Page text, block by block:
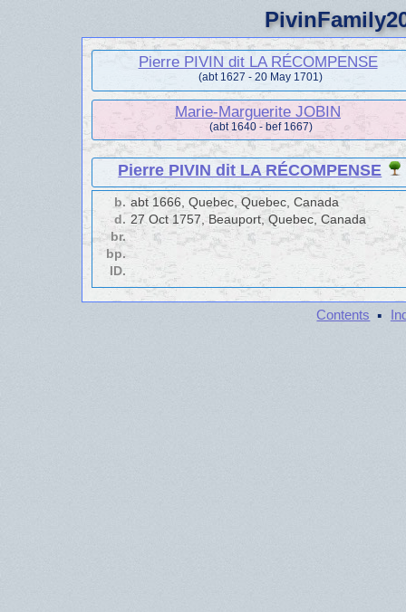
Pierre PIVIN dit LA RÉCOMPENSE
(abt 1627 - 20 May 1701)
Marie-Marguerite JOBIN
(abt 1640 - bef 1667)
Pierre PIVIN dit LA RÉCOMPENSE
b. abt 1666, Quebec, Quebec, Canada
d. 27 Oct 1757, Beauport, Quebec, Canada
br.
bp.
ID.
Contents ·